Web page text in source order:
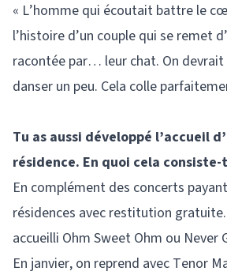
« L’homme qui écoutait battre le
l’histoire d’un couple qui se remet
racontée par… leur chat. On
danser un peu. Cela colle
Tu as aussi développé l’accueil
résidence. En quoi cela consiste-
En complément des concerts
résidences avec restitution
accueilli Ohm Sweet Ohm ou Never
En janvier, on reprend avec Tenor